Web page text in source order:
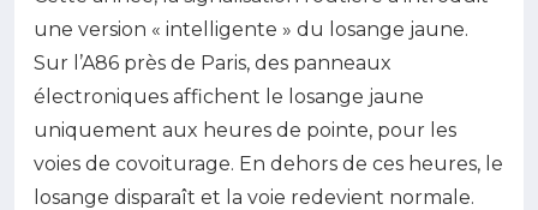
une version « intelligente » du losange jaune.
Sur l’A86 près de Paris, des panneaux
électroniques affichent le losange jaune
uniquement aux heures de pointe, pour les
voies de covoiturage. En dehors de ces heures, le
losange disparaît et la voie redevient normale.